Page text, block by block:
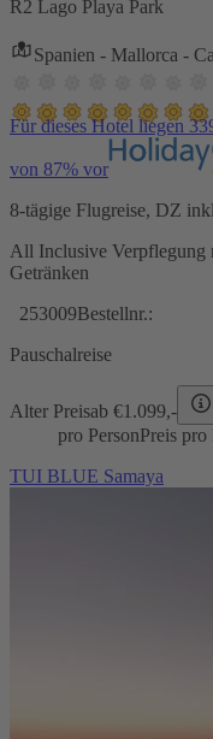
R2 Lago Playa Park
Spanien - Mallorca -
Für dieses Hotel liegen
von 87% vor
8-tägige Flugreise, DZ
All Inclusive Verpflegung
Getränken
253009Bestellnr.:
Pauschalreise
Alter Preisab €1.099,-
pro PersonPreis pro
TUI BLUE Samaya